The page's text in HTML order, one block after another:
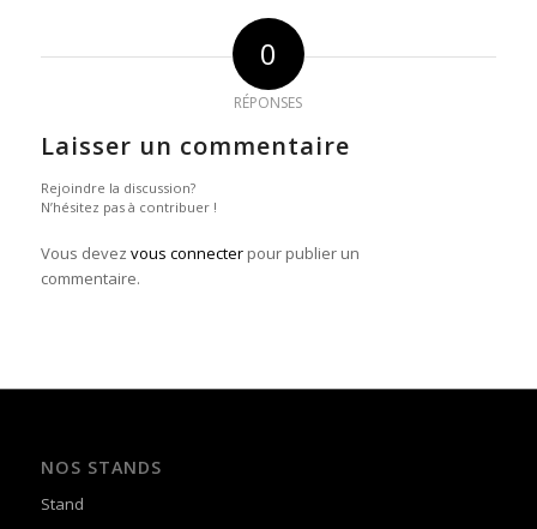
0
RÉPONSES
Laisser un commentaire
Rejoindre la discussion?
N’hésitez pas à contribuer !
Vous devez vous connecterpour publier un
commentaire.
NOS STANDS
Stand